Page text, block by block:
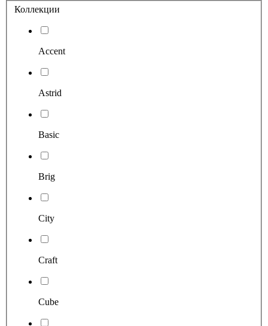
Коллекции
Accent
Astrid
Basic
Brig
City
Craft
Cube